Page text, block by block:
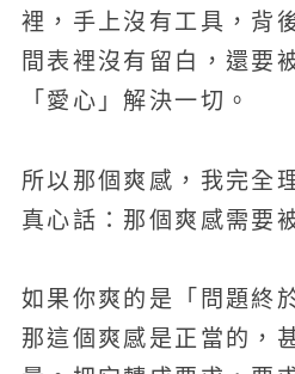
裡，手上沒有工具，背
間表裡沒有留白，還要
「愛心」解決一切。
所以那個爽感，我完全
真心話：那個爽感需要
如果你爽的是「問題終
那這個爽感是正當的，